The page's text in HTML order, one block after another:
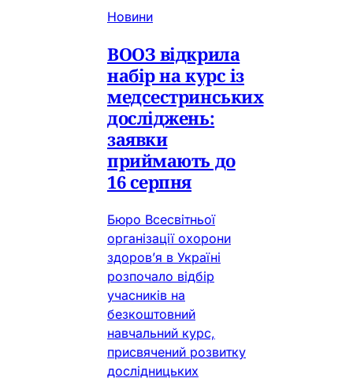
Новини
ВООЗ відкрила
набір на курс із
медсестринських
досліджень:
заявки
приймають до
16 серпня
Бюро Всесвітньої
організації охорони
здоров’я в Україні
розпочало відбір
учасників на
безкоштовний
навчальний курс,
присвячений розвитку
дослідницьких